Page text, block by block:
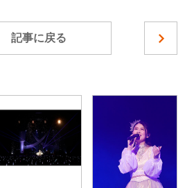
記事に戻る